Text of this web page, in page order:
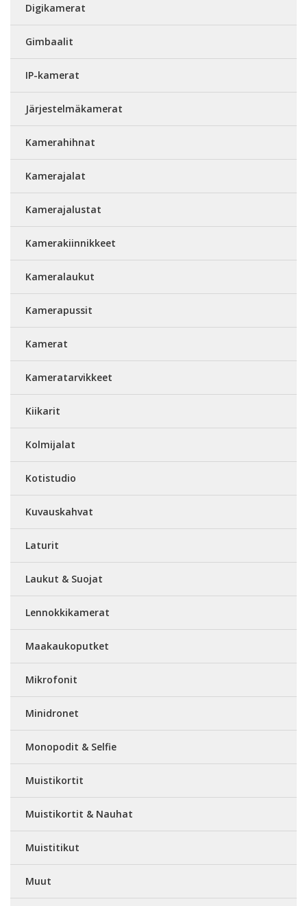
Digikamerat
Gimbaalit
IP-kamerat
Järjestelmäkamerat
Kamerahihnat
Kamerajalat
Kamerajalustat
Kamerakiinnikkeet
Kameralaukut
Kamerapussit
Kamerat
Kameratarvikkeet
Kiikarit
Kolmijalat
Kotistudio
Kuvauskahvat
Laturit
Laukut & Suojat
Lennokkikamerat
Maakaukoputket
Mikrofonit
Minidronet
Monopodit & Selfie
Muistikortit
Muistikortit & Nauhat
Muistitikut
Muut